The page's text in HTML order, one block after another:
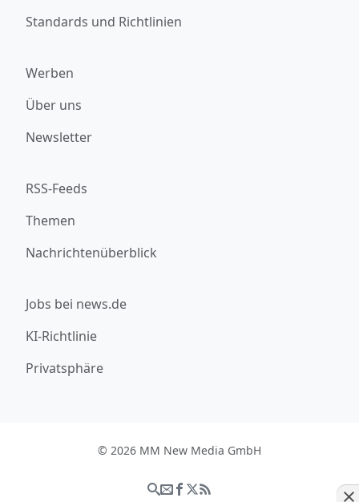
Standards und Richtlinien
Werben
Über uns
Newsletter
RSS-Feeds
Themen
Nachrichtenüberblick
Jobs bei news.de
KI-Richtlinie
Privatsphäre
© 2026 MM New Media GmbH